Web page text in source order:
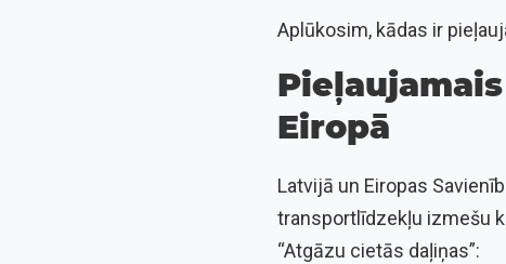
Aplūkosim, kādas ir
Eiropā
Latvijā un Eiropas
transportlīdzekļu izmešu
“Atgāzu cietās daļiņas”: